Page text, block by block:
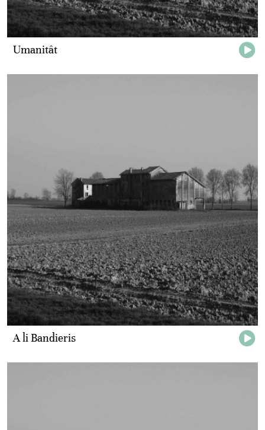
Umanitât
A li Bandieris